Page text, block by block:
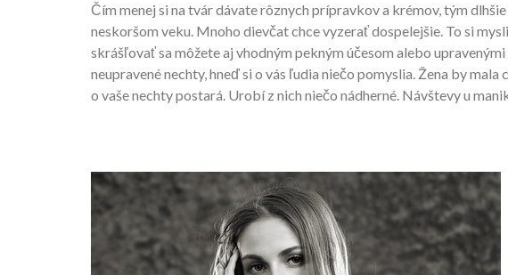
Čím menej si na tvár dávate rôznych prípravkov a krémov, tým
neskoršom veku. Mnoho dievčat chce vyzerať dospelejšie. To si
skrášľovať sa môžete aj vhodným pekným účesom alebo
neupravené nechty, hneď si o vás ľudia niečo pomyslia. Žena by
o vaše nechty postará. Urobí z nich niečo nádherné. Návštevy u